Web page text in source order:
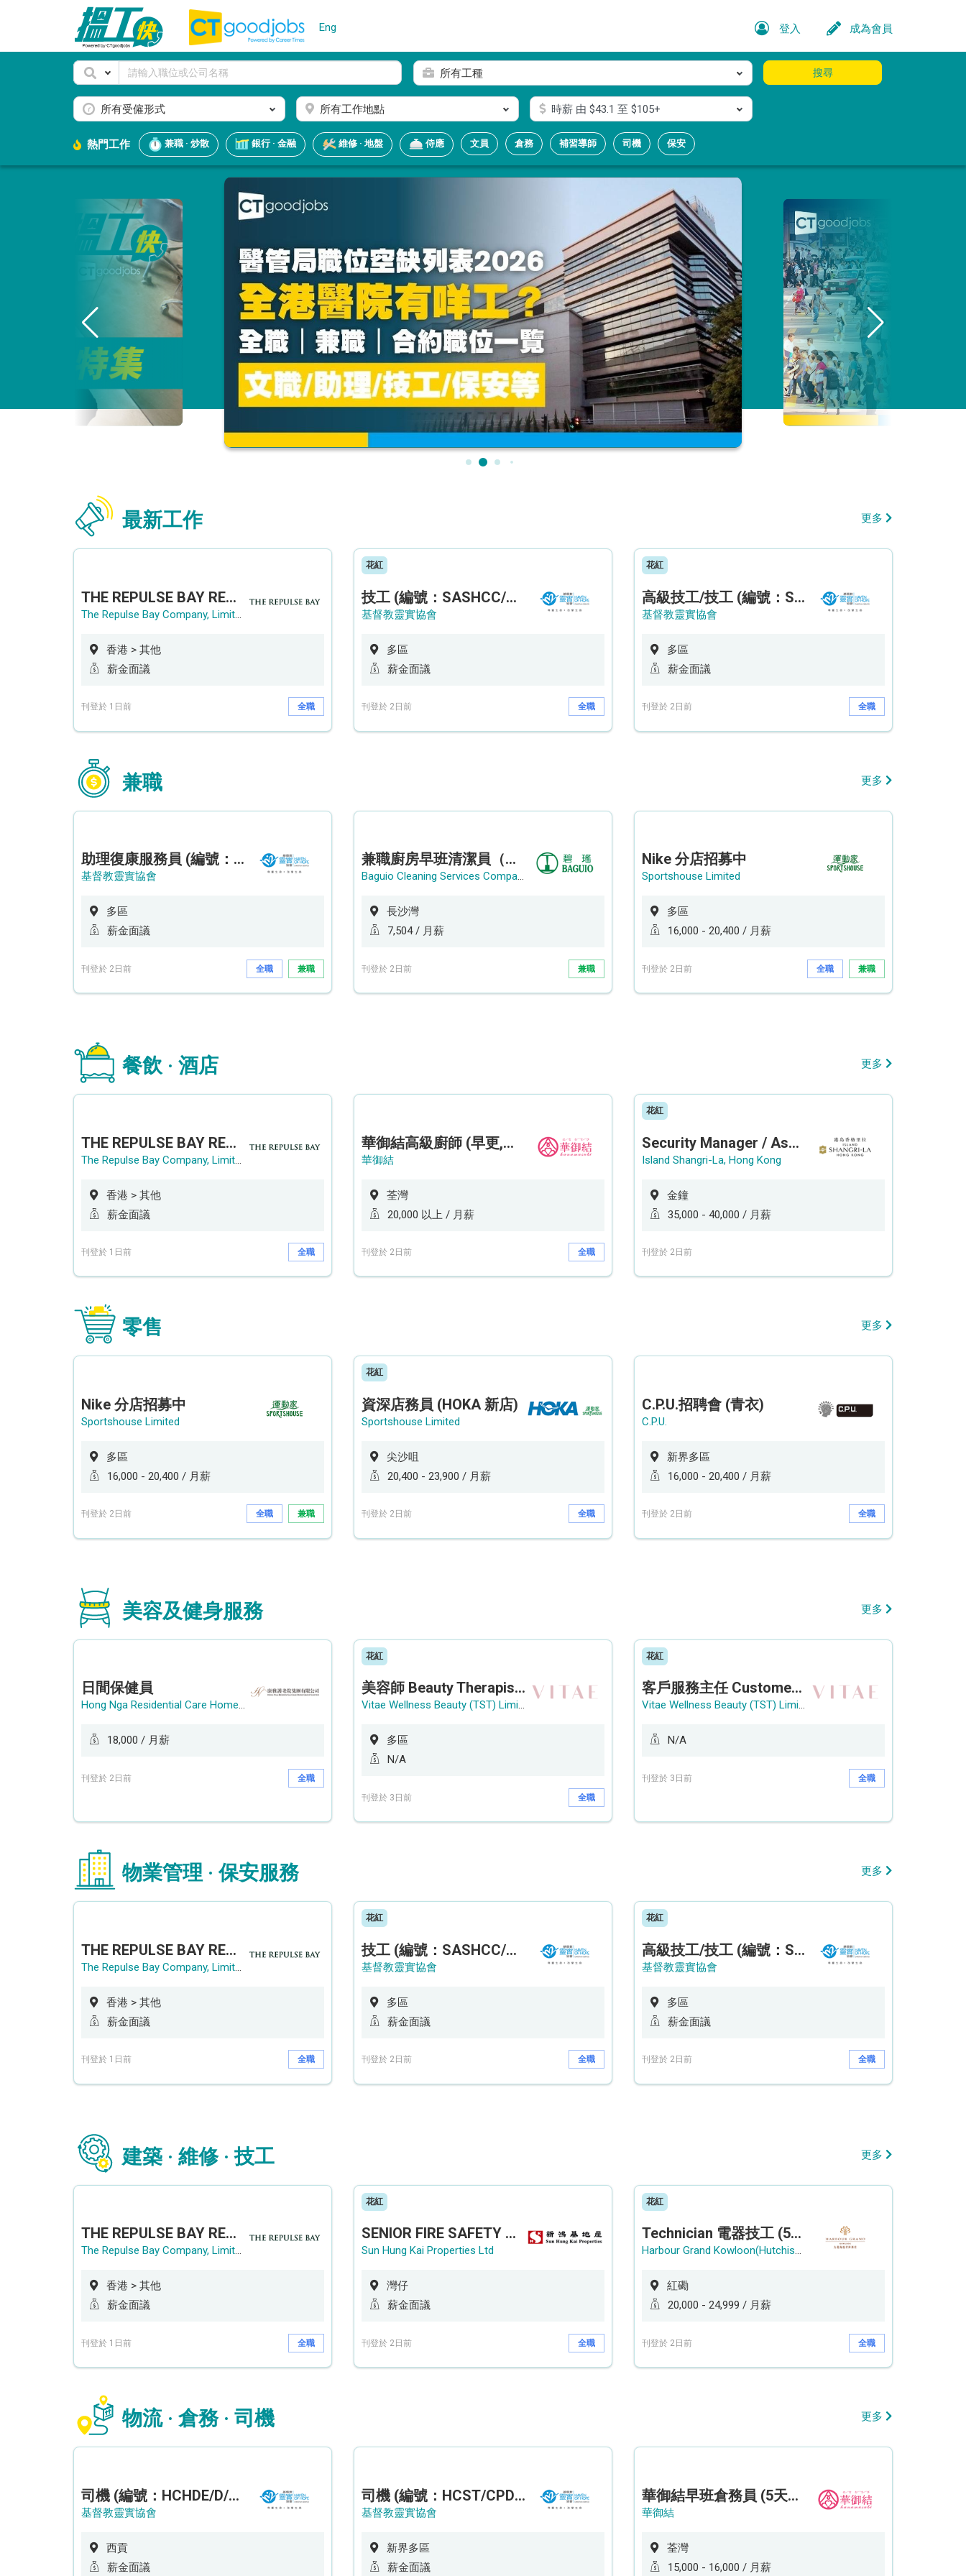
Eng 登入 成為會員
所有工種
所有受僱形式 所有工作地點 時薪由 $43.1 至 $105+
搜尋
熱門工作 兼職 · 炒散 銀行 · 金融 維修 · 地盤 侍應 文員 倉務 補習導師 司機 保安
最新工作 更多
THE REPULSE BAY RECRUITMENT DAY 淺水灣影灣園人才招聘會
The Repulse Bay Company, Limited
香港 > 其他
薪金面議
刊登於 1日前 全職
花紅
技工 (編號：SASHCC/A/CTE)
基督教靈實協會
多區
薪金面議
刊登於 2日前 全職
花紅
高級技工/技工 (編號：SSO/FM/A/CTE)
基督教靈實協會
多區
薪金面議
刊登於 2日前 全職
兼職 更多
助理復康服務員 (編號：RSD/ARSW/CTE)
基督教靈實協會
多區
薪金面議
刊登於 2日前 全職 兼職
兼職廚房早班清潔員（長沙灣）
Baguio Cleaning Services Company Limited
長沙灣
7,504 / 月薪
刊登於 2日前 兼職
Nike 分店招募中
Sportshouse Limited
多區
16,000 - 20,400 / 月薪
刊登於 2日前 全職 兼職
餐飲 · 酒店 更多
THE REPULSE BAY RECRUITMENT DAY 淺水灣影灣園人才招聘會
The Repulse Bay Company, Limited
香港 > 其他
薪金面議
刊登於 1日前 全職
華御結高級廚師 (早更,中央廚房)*底薪可達20k* (5天工作週)
華御結
荃灣
20,000 以上 / 月薪
刊登於 2日前 全職
花紅
Security Manager / Assistant Security Manager
Island Shangri-La, Hong Kong
金鐘
35,000 - 40,000 / 月薪
刊登於 2日前
零售 更多
Nike 分店招募中
Sportshouse Limited
多區
16,000 - 20,400 / 月薪
刊登於 2日前 全職 兼職
花紅
資深店務員 (HOKA 新店)
Sportshouse Limited
尖沙咀
20,400 - 23,900 / 月薪
刊登於 2日前 全職
C.P.U.招聘會 (青衣)
C.P.U.
新界多區
16,000 - 20,400 / 月薪
刊登於 2日前 全職
美容及健身服務 更多
日間保健員
Hong Nga Residential Care Home Group Limited
18,000 / 月薪
刊登於 2日前 全職
花紅
美容師 Beauty Therapist (銅鑼灣 / 尖沙咀)
Vitae Wellness Beauty (TST) Limited
多區
N/A
刊登於 3日前 全職
花紅
客戶服務主任 Customer Service Officer (銅鑼灣)
Vitae Wellness Beauty (TST) Limited
N/A
刊登於 3日前 全職
物業管理 · 保安服務 更多
THE REPULSE BAY RECRUITMENT DAY 淺水灣影灣園人才招聘會
The Repulse Bay Company, Limited
香港 > 其他
薪金面議
刊登於 1日前 全職
花紅
技工 (編號：SASHCC/A/CTE)
基督教靈實協會
多區
薪金面議
刊登於 2日前 全職
花紅
高級技工/技工 (編號：SSO/FM/A/CTE)
基督教靈實協會
多區
薪金面議
刊登於 2日前 全職
建築 · 維修 · 技工 更多
THE REPULSE BAY RECRUITMENT DAY 淺水灣影灣園人才招聘會
The Repulse Bay Company, Limited
香港 > 其他
薪金面議
刊登於 1日前 全職
花紅
SENIOR FIRE SAFETY OFFICER / FIRE SAFETY OFFICER
Sun Hung Kai Properties Ltd
灣仔
薪金面議
刊登於 2日前 全職
花紅
Technician 電器技工 (5-Day Work Week)
Harbour Grand Kowloon(Hutchison Hotel Hong Kong Limited)
紅磡
20,000 - 24,999 / 月薪
刊登於 2日前 全職
物流 · 倉務 · 司機 更多
司機 (編號：HCHDE/D/CTE)
基督教靈實協會
西貢
薪金面議
司機 (編號：HCST/CPD/CTE)
基督教靈實協會
新界多區
薪金面議
華御結早班倉務員 (5天工作週)
華御結
荃灣
15,000 - 16,000 / 月薪